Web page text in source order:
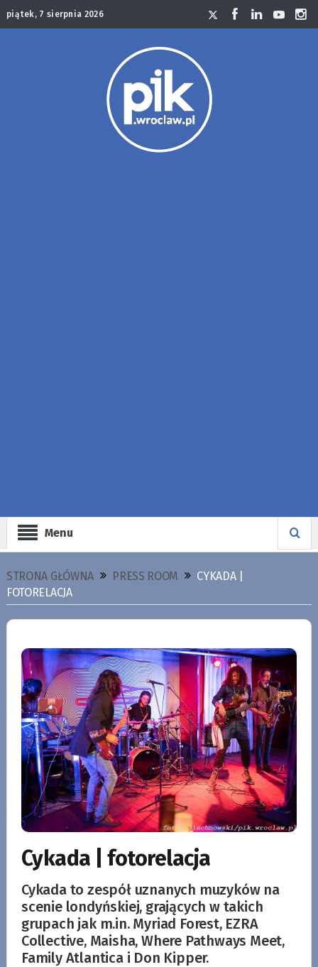
piątek, 7 sierpnia 2026
Menu
STRONA GŁÓWNA PRESS ROOM
CYKADA |
FOTORELACJA
Cykada | fotorelacja
Cykada to zespół uznanych muzyków na
scenie londyńskiej, grających w takich
grupach jak m.in. Myriad Forest, EZRA
Collective, Maisha, Where Pathways Meet,
Family Atlantica i Don Kipper.